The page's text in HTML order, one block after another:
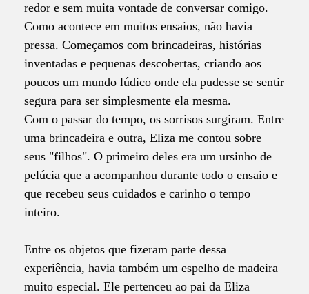
redor e sem muita vontade de conversar comigo.
Como acontece em muitos ensaios, não havia
pressa. Começamos com brincadeiras, histórias
inventadas e pequenas descobertas, criando aos
poucos um mundo lúdico onde ela pudesse se sentir
segura para ser simplesmente ela mesma.
Com o passar do tempo, os sorrisos surgiram. Entre
uma brincadeira e outra, Eliza me contou sobre
seus "filhos". O primeiro deles era um ursinho de
pelúcia que a acompanhou durante todo o ensaio e
que recebeu seus cuidados e carinho o tempo
inteiro.
Entre os objetos que fizeram parte dessa
experiência, havia também um espelho de madeira
muito especial. Ele pertenceu ao pai da Eliza